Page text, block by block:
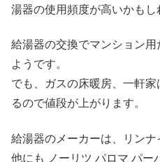
湯器の使用頻度が高いかもし
給湯器の交換でマンション
ようです。
でも、ガスの床暖房、一軒
るので値段が上がります。
給湯器のメーカーは、リンナ
他にも ノーリツ パロマ パー